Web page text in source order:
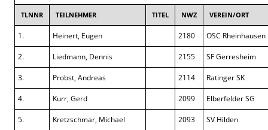
TLNNR TEILNEHMER TITEL NWZ VEREIN/ORT
1. Heinert, Eugen 2180 OSC Rheinhausen
2. Liedmann, Dennis 2155 SF Gerresheim
3. Probst, Andreas 2114 Ratinger SK
4. Kurr, Gerd 2099 Elberfelder SG
5. Kretzschmar, Michael 2093 SV Hilden